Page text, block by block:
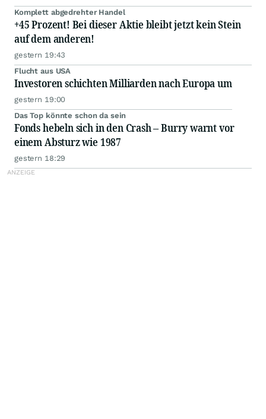
Komplett abgedrehter Handel
+45 Prozent! Bei dieser Aktie bleibt jetzt kein Stein
auf dem anderen!
gestern 19:43
Flucht aus USA
Investoren schichten Milliarden nach Europa um
gestern 19:00
Das Top könnte schon da sein
Fonds hebeln sich in den Crash – Burry warnt vor
einem Absturz wie 1987
gestern 18:29